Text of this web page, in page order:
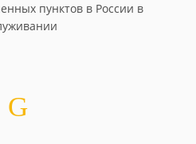
пунктов в России в